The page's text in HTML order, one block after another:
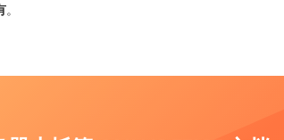
。